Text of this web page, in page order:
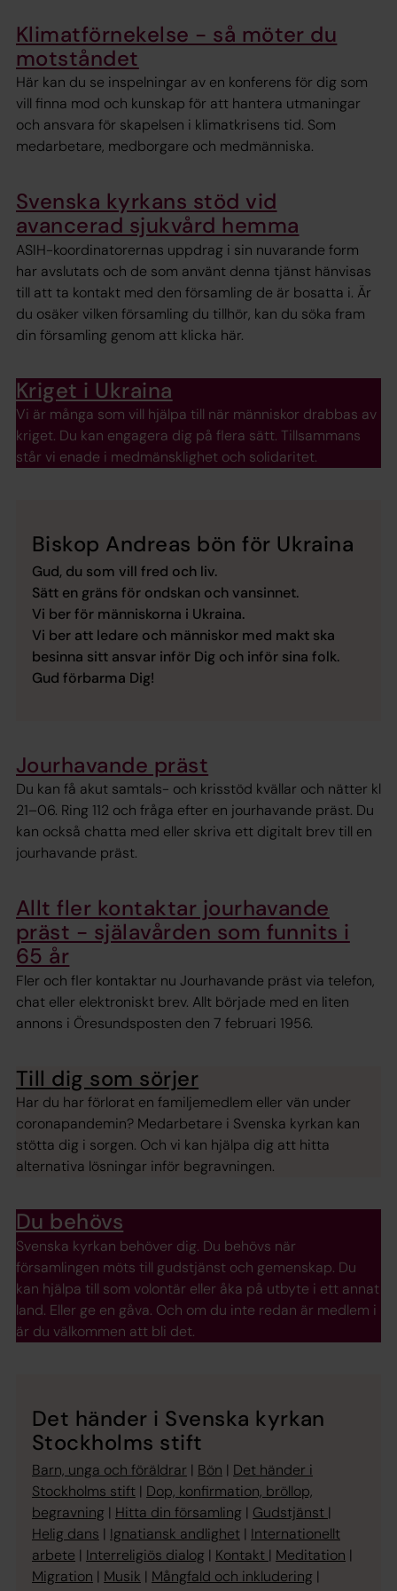
Klimatförnekelse - så möter du
motståndet
Här kan du se inspelningar av en konferens för dig som
vill finna mod och kunskap för att hantera utmaningar
och ansvara för skapelsen i klimatkrisens tid. Som
medarbetare, medborgare och medmänniska.
Svenska kyrkans stöd vid
avancerad sjukvård hemma
ASIH-koordinatorernas uppdrag i sin nuvarande form
har avslutats och de som använt denna tjänst hänvisas
till att ta kontakt med den församling de är bosatta i. Är
du osäker vilken församling du tillhör, kan du söka fram
din församling genom att klicka här.
Kriget i Ukraina
Vi är många som vill hjälpa till när människor drabbas av
kriget. Du kan engagera dig på flera sätt. Tillsammans
står vi enade i medmänsklighet och solidaritet.
Biskop Andreas bön för Ukraina
Gud, du som vill fred och liv.
Sätt en gräns för ondskan och vansinnet.
Vi ber för människorna i Ukraina.
Vi ber att ledare och människor med makt ska
besinna sitt ansvar inför Dig och inför sina folk.
Gud förbarma Dig!
Jourhavande präst
Du kan få akut samtals- och krisstöd kvällar och nätter kl
21–06. Ring 112 och fråga efter en jourhavande präst. Du
kan också chatta med eller skriva ett digitalt brev till en
jourhavande präst.
Allt fler kontaktar jourhavande
präst - själavården som funnits i
65 år
Fler och fler kontaktar nu Jourhavande präst via telefon,
chat eller elektroniskt brev. Allt började med en liten
annons i Öresundsposten den 7 februari 1956.
Till dig som sörjer
Har du har förlorat en familjemedlem eller vän under
coronapandemin? Medarbetare i Svenska kyrkan kan
stötta dig i sorgen. Och vi kan hjälpa dig att hitta
alternativa lösningar inför begravningen.
Du behövs
Svenska kyrkan behöver dig. Du behövs när
församlingen möts till gudstjänst och gemenskap. Du
kan hjälpa till som volontär eller åka på utbyte i ett annat
land. Eller ge en gåva. Och om du inte redan är medlem i
är du välkommen att bli det.
Det händer i Svenska kyrkan
Stockholms stift
Barn, unga och föräldrar | Bön | Det händer i
Stockholms stift | Dop, konfirmation, bröllop,
begravning | Hitta din församling | Gudstjänst |
Helig dans | Ignatiansk andlighet | Internationellt
arbete | Interreligiös dialog | Kontakt | Meditation |
Migration | Musik | Mångfald och inkludering |